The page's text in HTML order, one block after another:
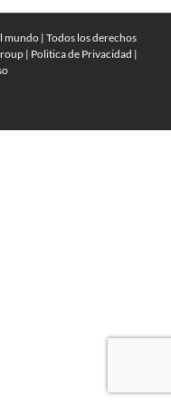
| Todos los derechos
| Politica de Privacidad |